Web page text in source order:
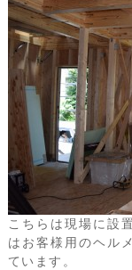
こちらは現場に設
はお客様用のヘル
ています。